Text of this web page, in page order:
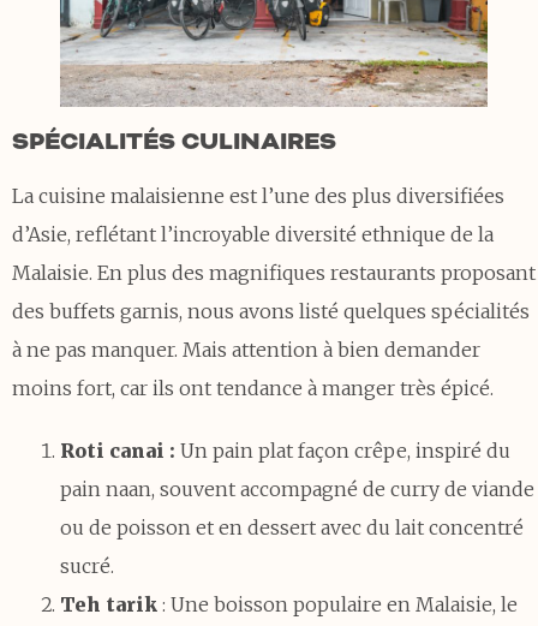
SPÉCIALITÉS CULINAIRES
La cuisine malaisienne est l’une des plus diversifiées
d’Asie, reflétant l’incroyable diversité ethnique de la
Malaisie. En plus des magnifiques restaurants proposant
des buffets garnis, nous avons listé quelques spécialités
à ne pas manquer. Mais attention à bien demander
moins fort, car ils ont tendance à manger très épicé.
Roti canai : Un pain plat façon crêpe, inspiré du
pain naan, souvent accompagné de curry de viande
ou de poisson et en dessert avec du lait concentré
sucré.
Teh tarik : Une boisson populaire en Malaisie, le